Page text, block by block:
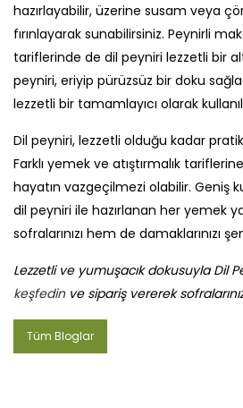
hazırlayabilir, üzerine susam veya
fırınlayarak sunabilirsiniz. Peynirli
tariflerinde de dil peyniri lezzetli bir
peyniri, eriyip pürüzsüz bir doku
lezzetli bir tamamlayıcı olarak
Dil peyniri, lezzetli olduğu kadar
Farklı yemek ve atıştırmalık
hayatın vazgeçilmezi olabilir. Geniş
dil peyniri ile hazırlanan her yemek
sofralarınızı hem de damaklarınızı
Lezzetli ve yumuşacık dokusuyla Dil
keşfedinve sipariş vererek
Tüm Bloglar